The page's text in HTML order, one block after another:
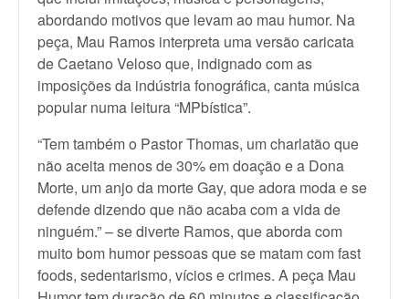
abordando motivos que levam ao mau humor. Na
peça, Mau Ramos interpreta uma versão caricata
de Caetano Veloso que, indignado com as
imposições da indústria fonográfica, canta música
popular numa leitura “MPbística”.
“Tem também o Pastor Thomas, um charlatão que
não aceita menos de 30% em doação e a Dona
Morte, um anjo da morte Gay, que adora moda e se
defende dizendo que não acaba com a vida de
ninguém.” – se diverte Ramos, que aborda com
muito bom humor pessoas que se matam com fast
foods, sedentarismo, vícios e crimes. A peça Mau